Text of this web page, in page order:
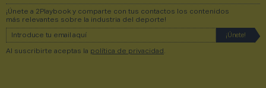
¡Únete a 2Playbook y comparte con tus contactos los contenidos
más relevantes sobre la industria del deporte!
Al suscribirte aceptas la política de privacidad